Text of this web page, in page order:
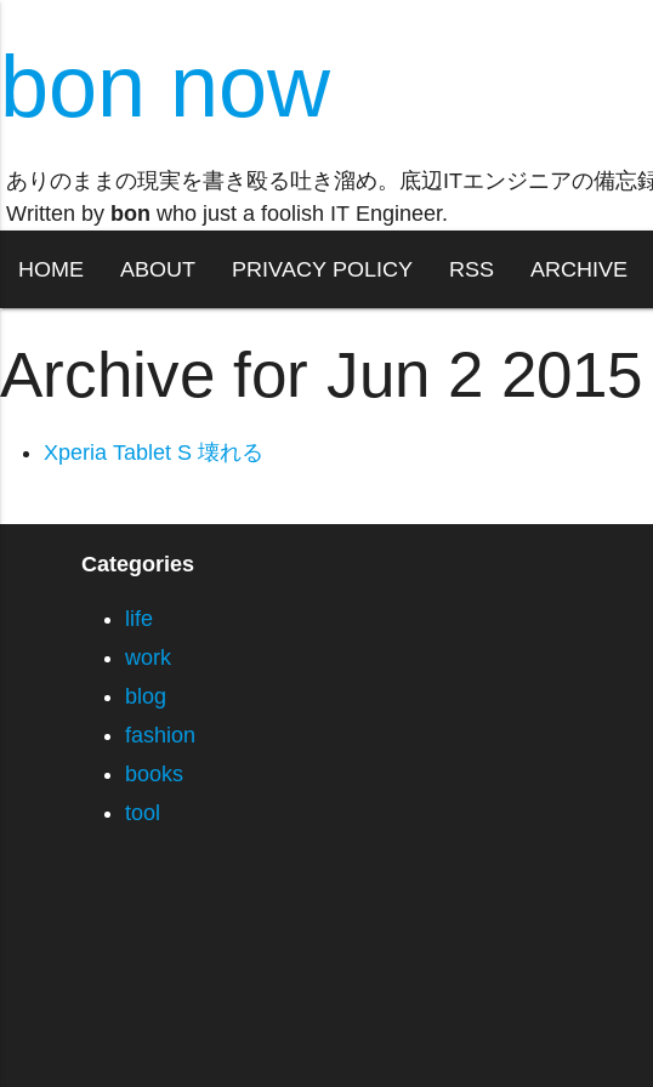
bon now
ありのままの現実を書き殴る吐き溜め。底辺ITエンジニアの備忘録
Written by bon who just a foolish IT Engineer.
HOME ABOUT PRIVACY POLICY RSS ARCHIVE
Archive for Jun 2 2015
Xperia Tablet S 壊れる
Categories
life
work
blog
fashion
books
tool